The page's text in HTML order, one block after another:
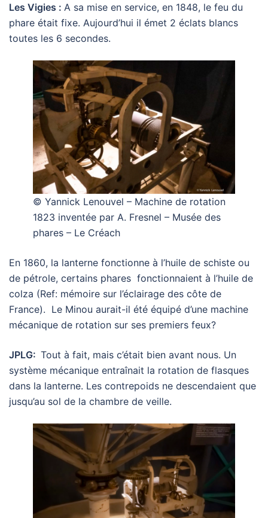
Les Vigies : A sa mise en service, en 1848, le feu du
phare était fixe. Aujourd’hui il émet 2 éclats blancs
toutes les 6 secondes.
© Yannick Lenouvel – Machine de rotation
1823 inventée par A. Fresnel – Musée des
phares – Le Créach
En 1860, la lanterne fonctionne à l’huile de schiste ou
de pétrole, certains phares fonctionnaient à l’huile de
colza (Ref: mémoire sur l’éclairage des côte de
France). Le Minou aurait-il été équipé d’une machine
mécanique de rotation sur ses premiers feux?
JPLG: Tout à fait, mais c’était bien avant nous. Un
système mécanique entraînait la rotation de flasques
dans la lanterne. Les contrepoids ne descendaient que
jusqu’au sol de la chambre de veille.